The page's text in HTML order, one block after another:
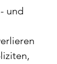
und